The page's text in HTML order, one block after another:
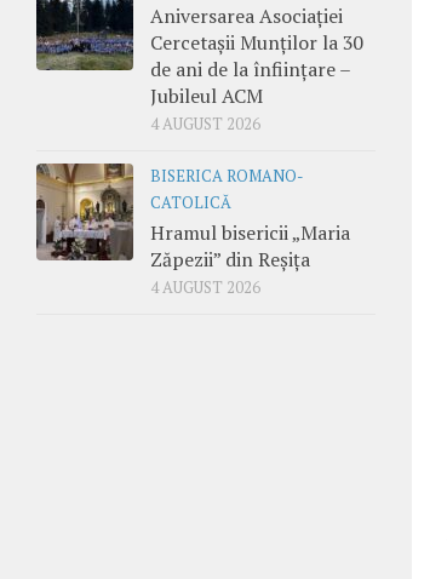
Aniversarea Asociației
Cercetașii Munților la 30
de ani de la înființare –
Jubileul ACM
4 AUGUST 2026
BISERICA ROMANO-
CATOLICĂ
Hramul bisericii „Maria
Zăpezii” din Reșița
4 AUGUST 2026